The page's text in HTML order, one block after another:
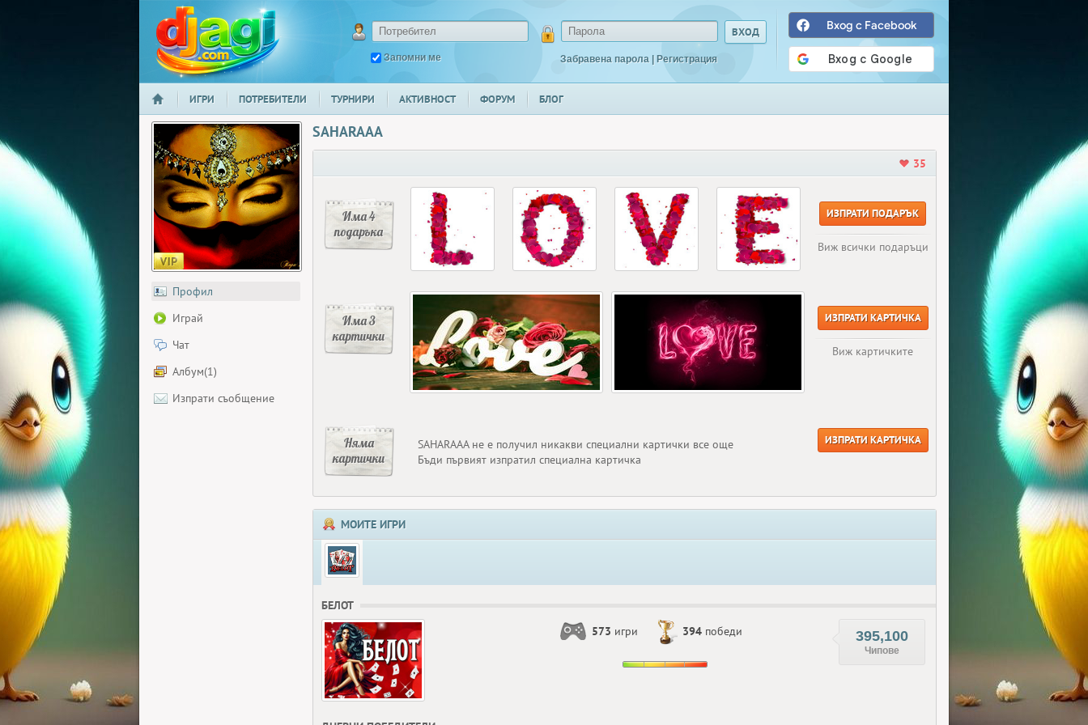
djagi.com
Запомни ме Забравена парола | Регистрация
Вход с Facebook
НАЧАЛО
ИГРИ ПОТРЕБИТЕЛИ ТУРНИРИ АКТИВНОСТ ФОРУМ БЛОГ
Профил
Играй
Чат
Албум(1)
Изпрати съобщение
SAHARAAA
35
Има 4
подаръка
ИЗПРАТИ ПОДАРЪК
Виж всички подаръци
Има 3
картички
ИЗПРАТИ КАРТИЧКА
Виж картичките
Няма
картички
SAHARAAA не е получил никакви специални картички все още
Бъди първият изпратил специална картичка
ИЗПРАТИ КАРТИЧКА
МОИТЕ ИГРИ
БЕЛОТ
573 игри 394 победи 395,100
Чипове